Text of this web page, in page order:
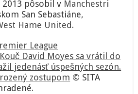
pôsobil v Manchestri
San Sebastiáne,
Hame United.
League
Kouč David Moyes sa vrátil do
jedenásť úspešných sezón.
zostupom © SITA